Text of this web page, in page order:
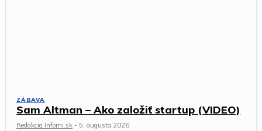
ZÁBAVA
Sam Altman – Ako založiť startup (VIDEO)
Redakcia Infomi.sk - 5. augusta 2026